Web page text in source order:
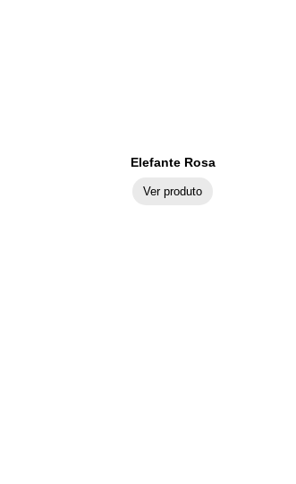
Elefante Rosa
Ver produto